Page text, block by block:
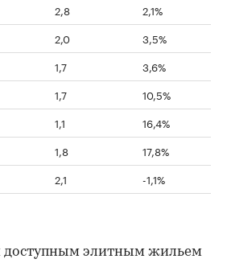
2,8
2,1%
2,0
3,5%
1,7
3,6%
1,7
10,5%
1,1
16,4%
1,8
17,8%
2,1 -1,1%
доступным элитным жильем